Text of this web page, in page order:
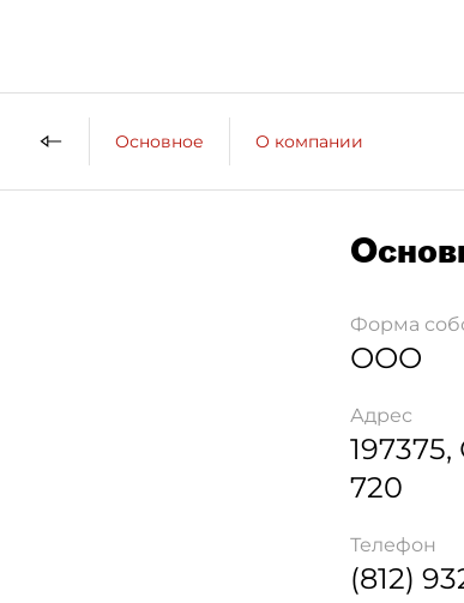
Основное О компании
Форма
ООО
Адрес
197375,
720
Телефон
(812)